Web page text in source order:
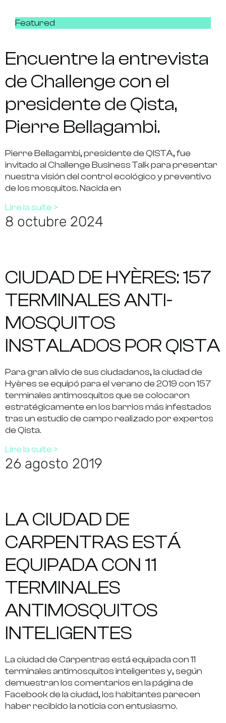
Featured
Encuentre la entrevista
de Challenge con el
presidente de Qista,
Pierre Bellagambi.
Pierre Bellagambi, presidente de QISTA, fue
invitado al Challenge Business Talk para presentar
nuestra visión del control ecológico y preventivo
de los mosquitos. Nacida en
Lire la suite >
8 octubre 2024
CIUDAD DE HYÈRES: 157
TERMINALES ANTI-
MOSQUITOS
INSTALADOS POR QISTA
Para gran alivio de sus ciudadanos, la ciudad de
Hyères se equipó para el verano de 2019 con 157
terminales antimosquitos que se colocaron
estratégicamente en los barrios más infestados
tras un estudio de campo realizado por expertos
de Qista.
Lire la suite >
26 agosto 2019
LA CIUDAD DE
CARPENTRAS ESTÁ
EQUIPADA CON 11
TERMINALES
ANTIMOSQUITOS
INTELIGENTES
La ciudad de Carpentras está equipada con 11
terminales antimosquitos inteligentes y, según
demuestran los comentarios en la página de
Facebook de la ciudad, los habitantes parecen
haber recibido la noticia con entusiasmo.